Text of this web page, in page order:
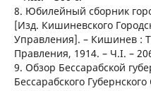
8. Юбилейный сборник
[Изд. Кишиневского
Управления]. – Кишинев :
Правления, 1914. – Ч.I. –
9. Обзор Бессарабской
Бессарабского